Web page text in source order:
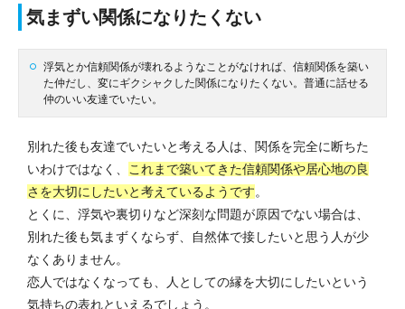
気まずい関係になりたくない
浮気とか信頼関係が壊れるようなことがなければ、信頼関係を築い
た仲だし、変にギクシャクした関係になりたくない。普通に話せる
仲のいい友達でいたい。
別れた後も友達でいたいと考える人は、関係を完全に断ちた
いわけではなく、
これまで築いてきた信頼関係や居心地の良
さを大切にしたいと考えているようです。
とくに、浮気や裏切りなど深刻な問題が原因でない場合は、
別れた後も気まずくならず、自然体で接したいと思う人が少
なくありません。
恋人ではなくなっても、人としての縁を大切にしたいという
気持ちの表れといえるでしょう。